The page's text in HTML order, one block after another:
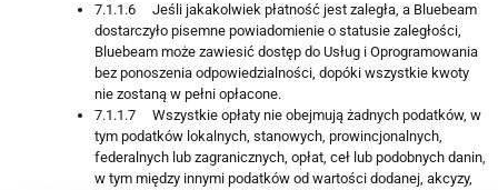
7.1.1.6 Jeśli jakakolwiek płatność jest zaległa, a Bluebeam
dostarczyło pisemne powiadomienie o statusie zaległości,
Bluebeam może zawiesić dostęp do Usług i Oprogramowania
bez ponoszenia odpowiedzialności, dopóki wszystkie kwoty
nie zostaną w pełni opłacone.
7.1.1.7 Wszystkie opłaty nie obejmują żadnych podatków, w
tym podatków lokalnych, stanowych, prowincjonalnych,
federalnych lub zagranicznych, opłat, ceł lub podobnych danin,
w tym między innymi podatków od wartości dodanej, akcyzy,